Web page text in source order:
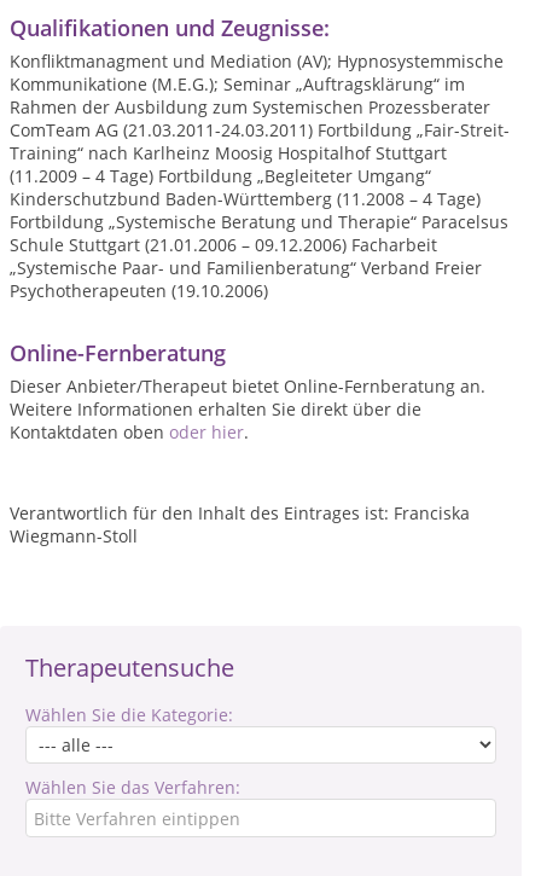
Therapeutensuche
Wählen Sie die Kategorie:
Wählen Sie das Verfahren:
Qualifikationen und Zeugnisse:
Konfliktmanagment und Mediation (AV); Hypnosystemmische
Kommunikatione (M.E.G.); Seminar „Auftragsklärung“ im
Rahmen der Ausbildung zum Systemischen Prozessberater
ComTeam AG (21.03.2011-24.03.2011) Fortbildung „Fair-Streit-
Training“ nach Karlheinz Moosig Hospitalhof Stuttgart
(11.2009 – 4 Tage) Fortbildung „Begleiteter Umgang“
Kinderschutzbund Baden-Württemberg (11.2008 – 4 Tage)
Fortbildung „Systemische Beratung und Therapie“ Paracelsus
Schule Stuttgart (21.01.2006 – 09.12.2006) Facharbeit
„Systemische Paar- und Familienberatung“ Verband Freier
Psychotherapeuten (19.10.2006)
Online-Fernberatung
Dieser Anbieter/Therapeut bietet Online-Fernberatung an.
Weitere Informationen erhalten Sie direkt über die
Kontaktdaten oben oder hier.
Verantwortlich für den Inhalt des Eintrages ist: Franciska
Wiegmann-Stoll